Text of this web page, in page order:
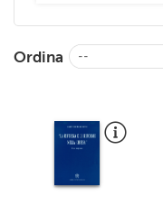
Ordina --